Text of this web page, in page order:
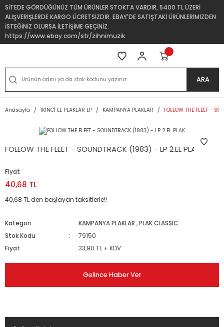
SİTEDE GÖRDÜĞÜNÜZ TÜM ÜRÜNLER STOKTA VARDIR, 5400 TL ÜZERİ
ALIŞVERİŞLERDE KARGO ÜCRETSİZDİR. EBAY'DE SATIŞTAKİ ÜRÜNLERİMİZDEN
İSTEĞİNİZ OLURSA İLETİŞİME GEÇİNİZ.
https://www.ebay.com/str/zihnimuzik
ARA
Anasayfa İKİNCİ EL PLAKLAR LP KAMPANYA PLAKLAR FOLLOW THE FLEET -
FOLLOW THE FLEET - SOUNDTRACK (1983) - LP 2.EL PLAK
Fiyat
40,68 TL
40,68 TL den başlayan taksitlerle!!
Kategori KAMPANYA PLAKLAR ,PLAK CLASSIC
Stok Kodu
79150
Fiyat
33,90 TL + KDV
Gelince Haber Ver